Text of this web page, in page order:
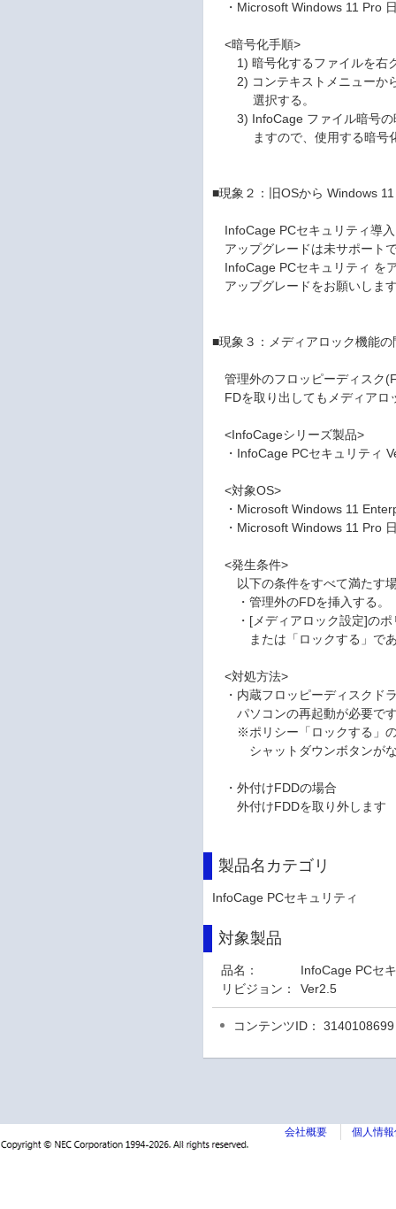
・Microsoft Windows 11 Pro
<暗号化手順>
1) 暗号化するファイルを右
2) コンテキストメニューか
選択する。
3) InfoCage ファイル暗号の
ますので、使用する暗号化
■現象２：旧OSから Windows
InfoCage PCセキュリティ導
アップグレードは未サポート
InfoCage PCセキュリティ を
アップグレードをお願いしま
■現象３：メディアロック機能の
管理外のフロッピーディスク
FDを取り出してもメディアロ
<InfoCageシリーズ製品>
・InfoCage PCセキュリティ
<対象OS>
・Microsoft Windows 11
・Microsoft Windows 11 Pro
<発生条件>
以下の条件をすべて満たす場
・管理外のFDを挿入する。
・[メディアロック設定]のポ
または「ロックする」で
<対処方法>
・内蔵フロッピーディスクド
パソコンの再起動が必要で
※ポリシー「ロックする」の
シャットダウンボタンがな
・外付けFDDの場合
外付けFDDを取り外します
製品名カテゴリ
InfoCage PCセキュリティ
対象製品
品名：
InfoCage PCセ
リビジョン：
Ver2.5
コンテンツID： 3140108699
会社概要 個人情